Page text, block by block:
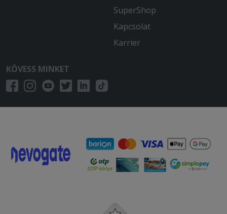
SuperShop
Kapcsolat
Karrier
KÖVESS MINKET